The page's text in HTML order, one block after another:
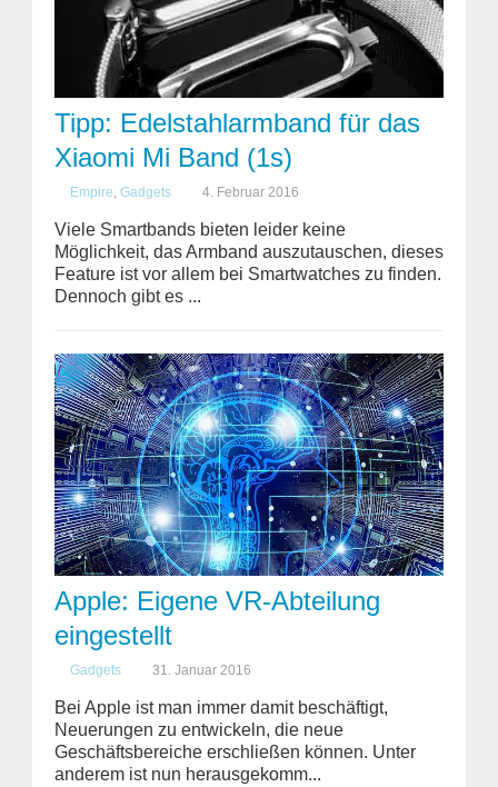
Tipp: Edelstahlarmband für das
Xiaomi Mi Band (1s)
Empire Gadgets 4. Februar 2016
Viele Smartbands bieten leider keine
Möglichkeit, das Armband auszutauschen, dieses
Feature ist vor allem bei Smartwatches zu finden.
Dennoch gibt es ...
Apple: Eigene VR-Abteilung
eingestellt
Gadgets 31. Januar 2016
Bei Apple ist man immer damit beschäftigt,
Neuerungen zu entwickeln, die neue
Geschäftsbereiche erschließen können. Unter
anderem ist nun herausgekomm...